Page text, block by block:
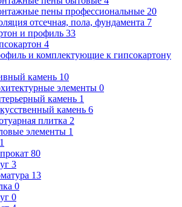
пены профессиональные 20
отсечная, пола, фундамента 7
и профиль 33
4
и комплектующие к гипсокартону
камень 10
элементы 0
камень 1
камень 6
плитка 2
элементы 1
1
80
3
13
0
0